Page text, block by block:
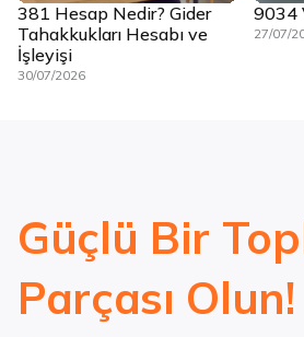
381 Hesap Nedir? Gider
Tahakkukları Hesabı ve
İşleyişi
30/07/2026
9034
27/07/
Güçlü Bir
Parçası Olun!